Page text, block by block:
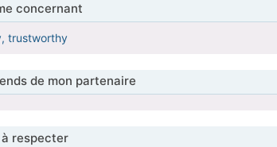
concernant
trustworthy
de mon partenaire
respecter